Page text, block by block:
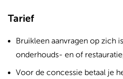
Tarief
Bruikleen aanvragen op zich
onderhouds- en of
Voor de concessie betaal je